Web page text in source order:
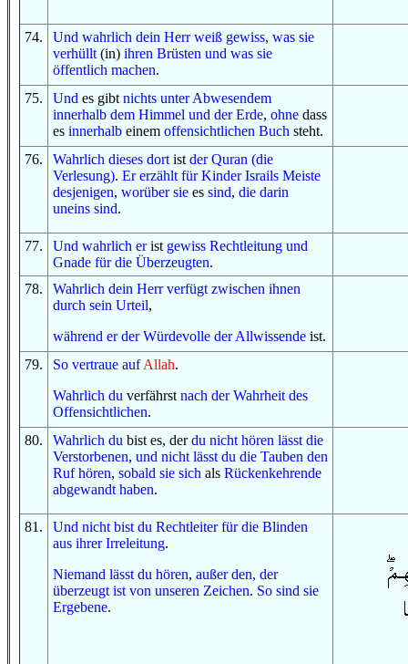
74. Und wahrlich dein Herr weiß gewiss, was sie
verhüllt (in) ihren Brüsten und was sie
öffentlich machen.
75. Und es gibt nichts unter Abwesendem
innerhalb dem Himmel und der Erde, ohne dass
es innerhalb einem offensichtlichen Buch steht.
76. Wahrlich dieses dort ist der Quran (die
Verlesung). Er erzählt fürKinder Israils Meiste
desjenigen, worüber sie es sind, die darin
uneins sind.
77. Und wahrlich erist gewiss Rechtleitung und
Gnade fürdie Überzeugten.
78. Wahrlich dein Herr verfügt zwischen ihnen
durch sein Urteil,
während er der Würdevolle der Allwissende ist.
79. So vertraue aufAllah.
Wahrlich du verfährst nach der Wahrheit des
Offensichtlichen.
80. Wahrlich du bist es, derdu nicht hören lässt die
Verstorbenen, und nicht lässt du die Tauben den
Rufhören, sobald sie sich als Rückenkehrende
abgewandt haben.
81 . Und nicht bist du Rechtleiter fürdie Blinden
aus ihrer Irreleitung.
Niemand lässt du hören, außer den, der
überzeugt ist von unseren Zeichen. So sind sie
Ergebene.